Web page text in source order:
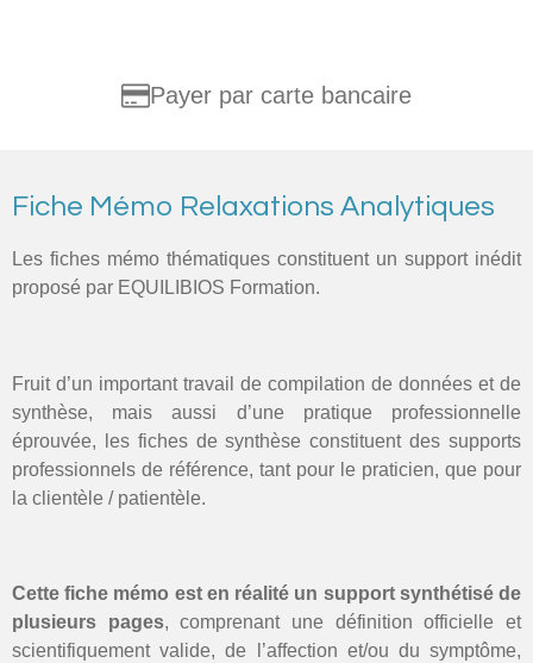
Payer par carte bancaire
Fiche Mémo Relaxations Analytiques
Les fiches mémo thématiques constituent un support inédit
proposé par EQUILIBIOS Formation.
Fruit d’un important travail de compilation de données et de
synthèse, mais aussi d’une pratique professionnelle
éprouvée, les fiches de synthèse constituent des supports
professionnels de référence, tant pour le praticien, que pour
la clientèle / patientèle.
Cette fiche mémo est en réalité un support synthétisé de
plusieurs pages, comprenant une définition officielle et
scientifiquement valide, de l’affection et/ou du symptôme,